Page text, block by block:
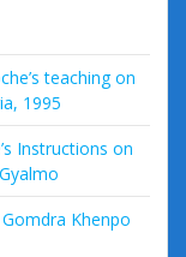
teaching on
1995
Instructions on
Khenpo